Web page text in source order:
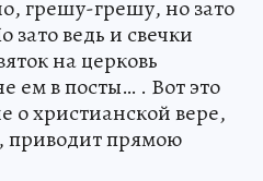
грешу-грешу, но зато
зато ведь и свечки
на церковь
ем в посты… . Вот это
о христианской вере,
приводит прямою